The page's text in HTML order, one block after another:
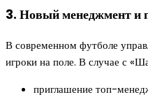
3. Новый менеджмент и
В современном футболе
игроки на поле. В случае с
приглашение топ-